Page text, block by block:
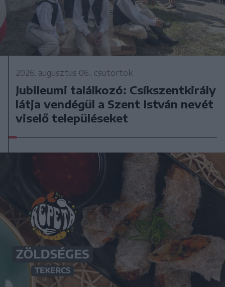
2026. augusztus 06., csütörtök
Jubileumi találkozó: Csíkszentkirály
látja vendégül a Szent István nevét
viselő településeket